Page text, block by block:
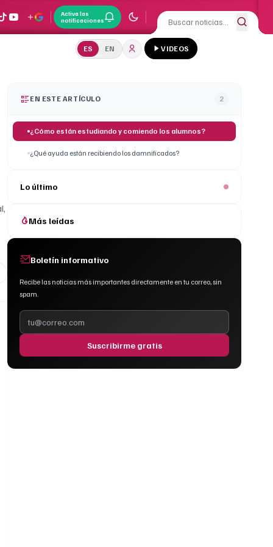
Activa las
notificaciones
ES EN VIDEOS
EN ESTE ARTÍCULO 2
¿Cómo están estudiando y comiendo los alumnos?
¿Qué ayuda están recibiendo los damnificados?
Lo último
Más leídas
Boletín informativo
Recibe las noticias más importantes directamente en tu correo, sin
spam.
Suscribirme gratis